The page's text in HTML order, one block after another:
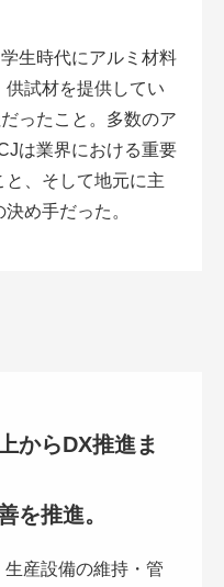
生時代にアルミ材料
供試材を提供してい
ったこと。多数のア
は業界における重要
、そして地元に主
め手だった。
からDX推進ま
を推進。
産設備の維持・管